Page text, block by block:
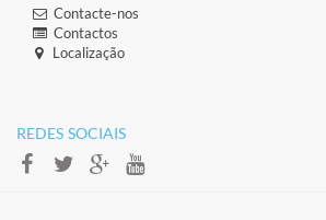
Contacte-nos
Contactos
Localização
​REDES SOCIAIS​